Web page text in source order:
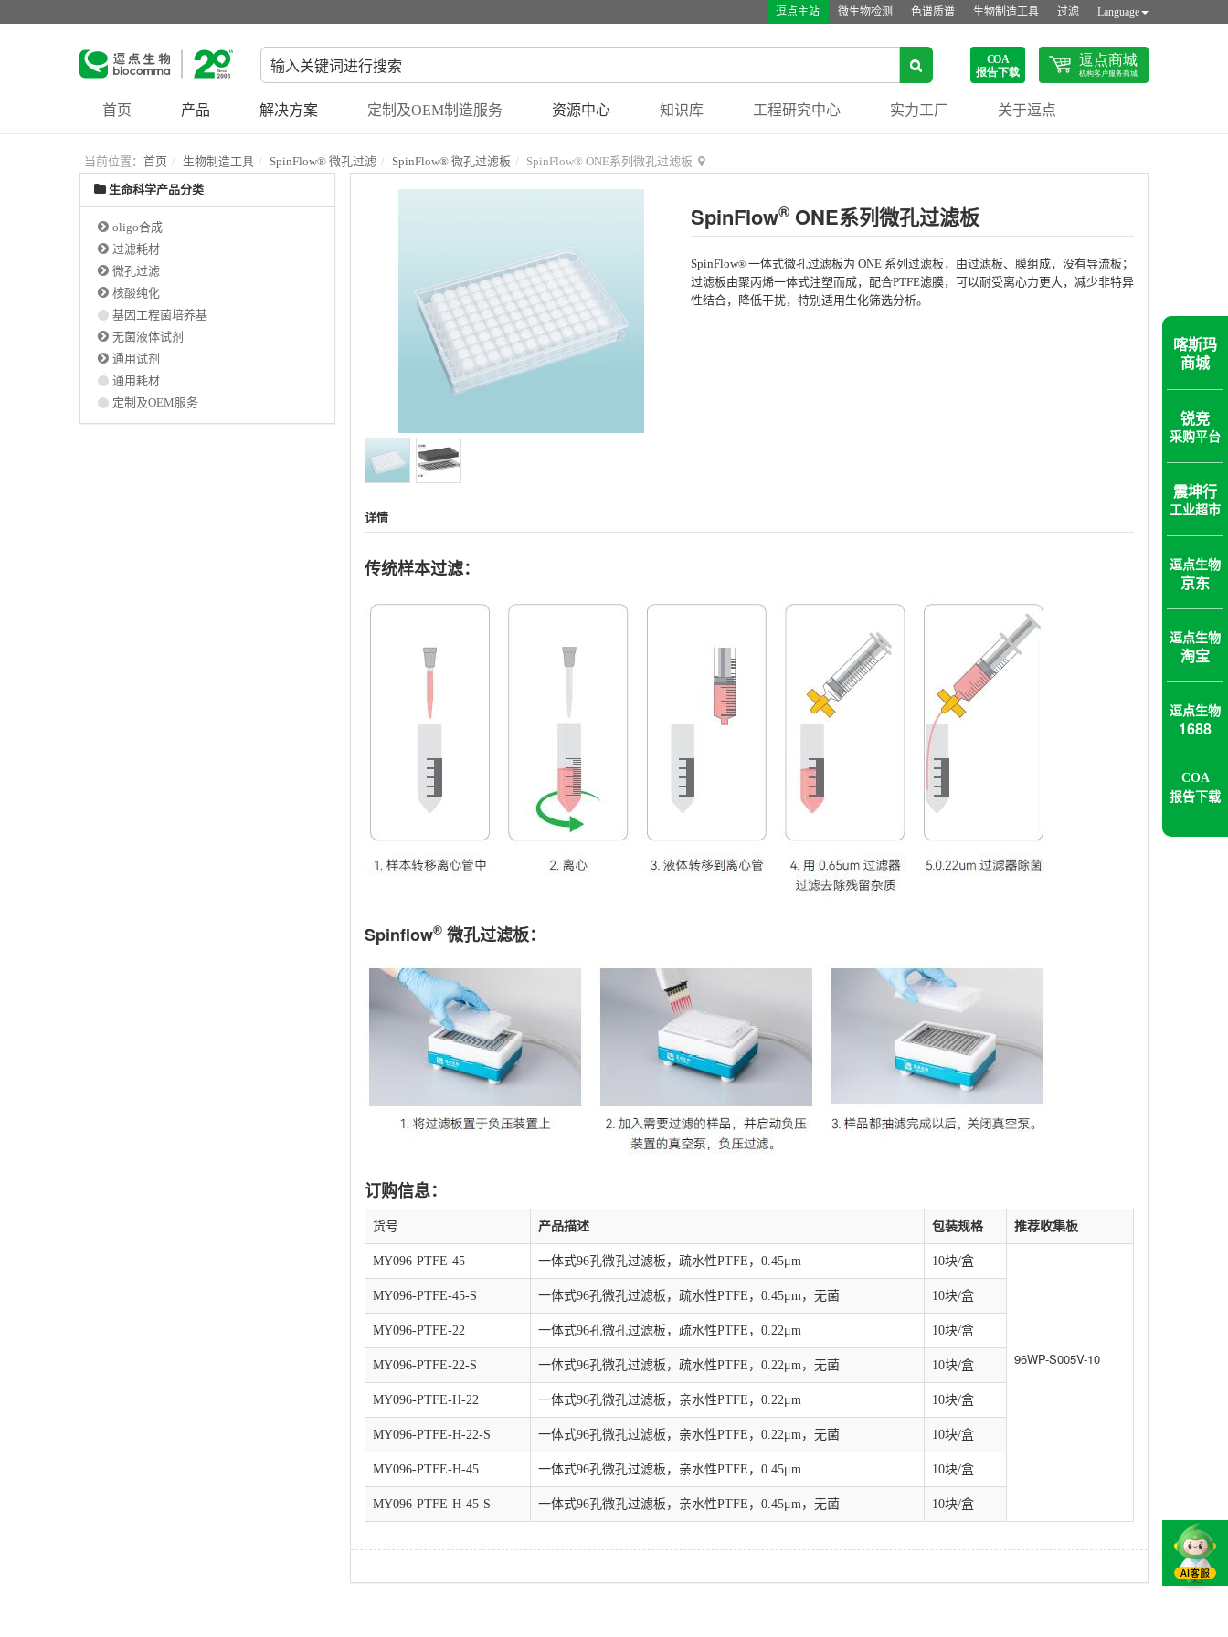
逗点主站 微生物检测 色谱质谱 生物制造工具 过滤 Language
首页 产品 解决方案 定制及OEM制造服务 资源中心 知识库 工程研究中心 实力工厂 关于逗点
当前位置： 首页 生物制造工具 SpinFlow® 微孔过滤 SpinFlow® 微孔过滤板 SpinFlow® ONE系列微孔过滤板
SpinFlow®ONE系列微孔过滤板
SpinFlow®一体式微孔过滤板为 ONE 系列过滤板，由过滤板、膜组成，没有导流板；
过滤板由聚丙烯一体式注塑而成，配合PTFE滤膜，可以耐受离心力更大，减少非特异
性结合，降低干扰，特别适用生化筛选分析。
详情
传统样本过滤：
Spinflow® 微孔过滤板：
订购信息：
货号 产品描述 包装规格 推荐收集板
MY096-PTFE-45 一体式96孔微孔过滤板，疏水性PTFE，0.45μm 10块/盒
96WP-S005V-10
MY096-PTFE-45-S 一体式96孔微孔过滤板，疏水性PTFE，0.45μm，无菌 10块/盒
MY096-PTFE-22 一体式96孔微孔过滤板，疏水性PTFE，0.22μm 10块/盒
MY096-PTFE-22-S 一体式96孔微孔过滤板，疏水性PTFE，0.22μm，无菌 10块/盒
MY096-PTFE-H-22 一体式96孔微孔过滤板，亲水性PTFE，0.22μm 10块/盒
MY096-PTFE-H-22-S 一体式96孔微孔过滤板，亲水性PTFE，0.22μm，无菌 10块/盒
MY096-PTFE-H-45 一体式96孔微孔过滤板，亲水性PTFE，0.45μm 10块/盒
MY096-PTFE-H-45-S 一体式96孔微孔过滤板，亲水性PTFE，0.45μm，无菌 10块/盒
生命科学产品分类
oligo合成
过滤耗材
微孔过滤
核酸纯化
基因工程菌培养基
无菌液体试剂
通用试剂
通用耗材
定制及OEM服务
喀斯玛
商城
锐竞
采购平台
震坤行
工业超市
逗点生物
京东
逗点生物
淘宝
逗点生物
1688
COA
报告下载